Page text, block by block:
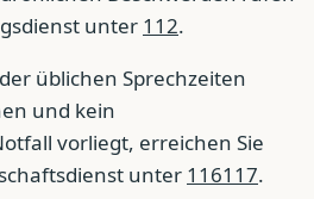
unter 112.
üblichen Sprechzeiten
und kein
vorliegt, erreichen Sie
unter 116117.